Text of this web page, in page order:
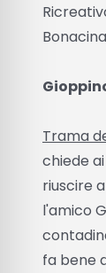
Trama
chiede
riuscire
l'amico
fa bene